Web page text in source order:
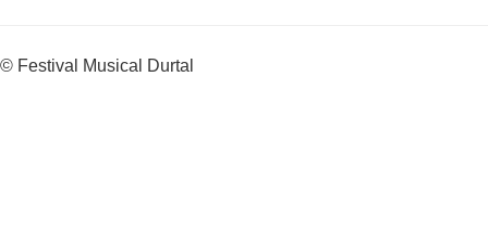
© Festival Musical Durtal